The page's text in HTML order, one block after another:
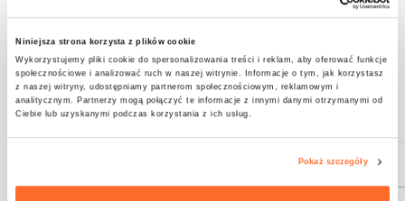
Niniejsza strona korzysta z plików cookie
Wykorzystujemy pliki cookie do spersonalizowania treści i reklam, aby oferować funkcje
społecznościowe i analizować ruch w naszej witrynie. Informacje o tym, jak korzystasz
z naszej witryny, udostępniamy partnerom społecznościowym, reklamowym i
analitycznym. Partnerzy mogą połączyć te informacje z innymi danymi otrzymanymi od
Ciebie lub uzyskanymi podczas korzystania z ich usług.
Pokaż szczegóły
Elastyczne płatności dla Twojej wygody
STUDIA W JĘZYKU POLSKIM
4 RAT